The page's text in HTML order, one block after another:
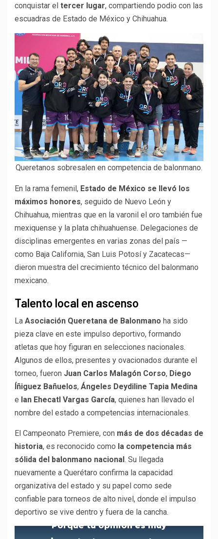
conquistar el tercer lugar, compartiendo podio con las
escuadras de Estado de México y Chihuahua.
Queretanos sobresalen en competencia de balonmano.
En la rama femenil, Estado de México se llevó los
máximos honores, seguido de Nuevo León y
Chihuahua, mientras que en la varonil el oro también fue
mexiquense y la plata chihuahuense. Delegaciones de
disciplinas emergentes en varias zonas del país —
como Baja California, San Luis Potosí y Zacatecas—
dieron muestra del crecimiento técnico del balonmano
mexicano.
Talento local en ascenso
La Asociación Queretana de Balonmano ha sido
pieza clave en este impulso deportivo, formando
atletas que hoy figuran en selecciones nacionales.
Algunos de ellos, presentes y ovacionados durante el
torneo, fueron Juan Carlos Malagón Corso, Diego
Íñiguez Bañuelos, Ángeles Deydiline Tapia Medina
e Ian Ehecatl Vargas García, quienes han llevado el
nombre del estado a competencias internacionales.
El Campeonato Premiere, con más de dos décadas de
historia, es reconocido como la competencia más
sólida del balonmano nacional. Su llegada
nuevamente a Querétaro confirma la capacidad
organizativa del estado y su papel como sede
confiable para torneos de alto nivel, donde el impulso
deportivo se vive dentro y fuera de la cancha.
Porque tu opinión es muy